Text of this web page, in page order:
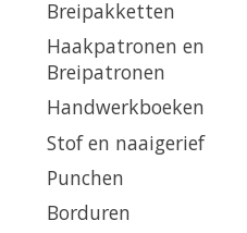
Breipakketten
Haakpatronen en
Breipatronen
Handwerkboeken
Stof en naaigerief
Punchen
Borduren